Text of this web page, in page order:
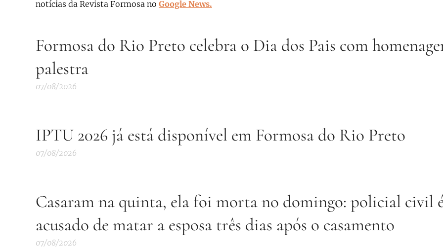
notícias da Revista Formosa no Google News.
Formosa do Rio Preto celebra o Dia dos Pais com
palestra
07/08/2026
IPTU 2026 já está disponível em Formosa do Rio Preto
07/08/2026
Casaram na quinta, ela foi morta no domingo: policial civil
acusado de matar a esposa três dias após o casamento
07/08/2026